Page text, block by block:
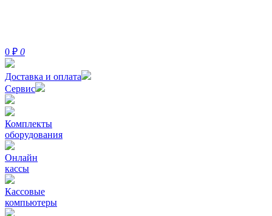
0 ₽ 0
Доставка и оплата
Сервис
Комплекты
оборудования
Онлайн
кассы
Кассовые
компьютеры